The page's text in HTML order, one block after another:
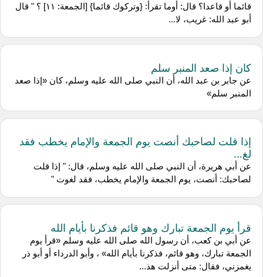
قائما أو قاعدا؟ قال: أوما تقرأ: {وتركوك قائما} [الجمعة: ١١] ؟ " قال
أبو عبد الله: غريب، لا...
كان إذا صعد المنبر سلم
عن جابر بن عبد الله، أن النبي صلى الله عليه وسلم، كان «إذا صعد
المنبر سلم»
إذا قلت لصاحبك أنصت يوم الجمعة والإمام يخطب فقد
لغ...
عن أبي هريرة، أن النبي صلى الله عليه وسلم، قال: " إذا قلت
لصاحبك: أنصت، يوم الجمعة والإمام يخطب، فقد لغوت "
قرأ يوم الجمعة تبارك وهو قائم فذكرنا بأيام الله
عن أبي بن كعب، أن رسول الله صلى الله عليه وسلم «قرأ يوم
الجمعة تبارك، وهو قائم، فذكرنا بأيام الله» ، وأبو الدرداء أو أبو ذر
يغمزني، فقال: متى أنزلت هذ...